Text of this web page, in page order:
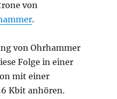
von
.
von Ohrhammer
Folge in einer
mit einer
Kbit anhören.